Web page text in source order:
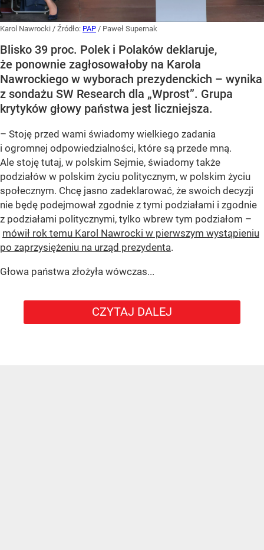
Karol Nawrocki / Źródło: PAP / Paweł Supernak
Blisko 39 proc. Polek i Polaków deklaruje,
że ponownie zagłosowałoby na Karola
Nawrockiego w wyborach prezydenckich – wynika
z sondażu SW Research dla „Wprost”. Grupa
krytyków głowy państwa jest liczniejsza.
– Stoję przed wami świadomy wielkiego zadania
i ogromnej odpowiedzialności, które są przede mną.
Ale stoję tutaj, w polskim Sejmie, świadomy także
podziałów w polskim życiu politycznym, w polskim życiu
społecznym. Chcę jasno zadeklarować, że swoich decyzji
nie będę podejmował zgodnie z tymi podziałami i zgodnie
z podziałami politycznymi, tylko wbrew tym podziałom –
mówił rok temu Karol Nawrocki w pierwszym wystąpieniu
po zaprzysiężeniu na urząd prezydenta.
Głowa państwa złożyła wówczas...
CZYTAJ DALEJ